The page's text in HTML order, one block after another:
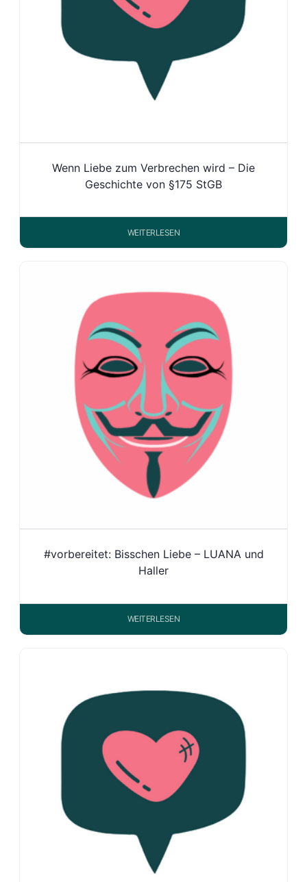
Wenn Liebe zum Verbrechen wird – Die
Geschichte von §175 StGB
WEITERLESEN
#vorbereitet: Bisschen Liebe – LUANA und
Haller
WEITERLESEN